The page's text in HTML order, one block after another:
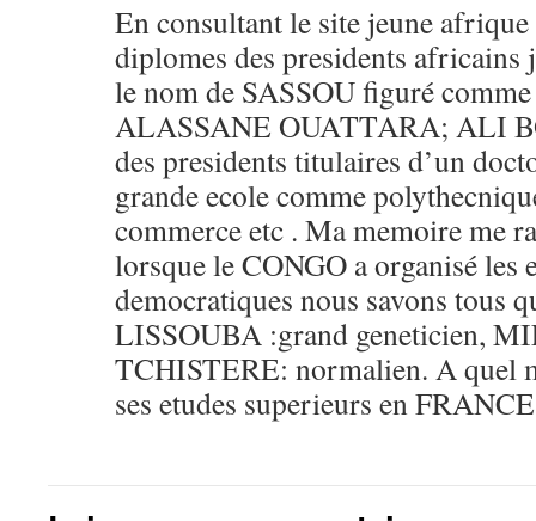
En consultant le site jeune afrique
diplomes des presidents africains
le nom de SASSOU figuré
ALASSANE OUATTARA; ALI
des presidents titulaires d’un
grande ecole comme
commerce etc . Ma memoire me
lorsque le CONGO a organisé les
democratiques nous savons tous
LISSOUBA :grand geneticien,
TCHISTERE: normalien. A quel
ses etudes superieurs en